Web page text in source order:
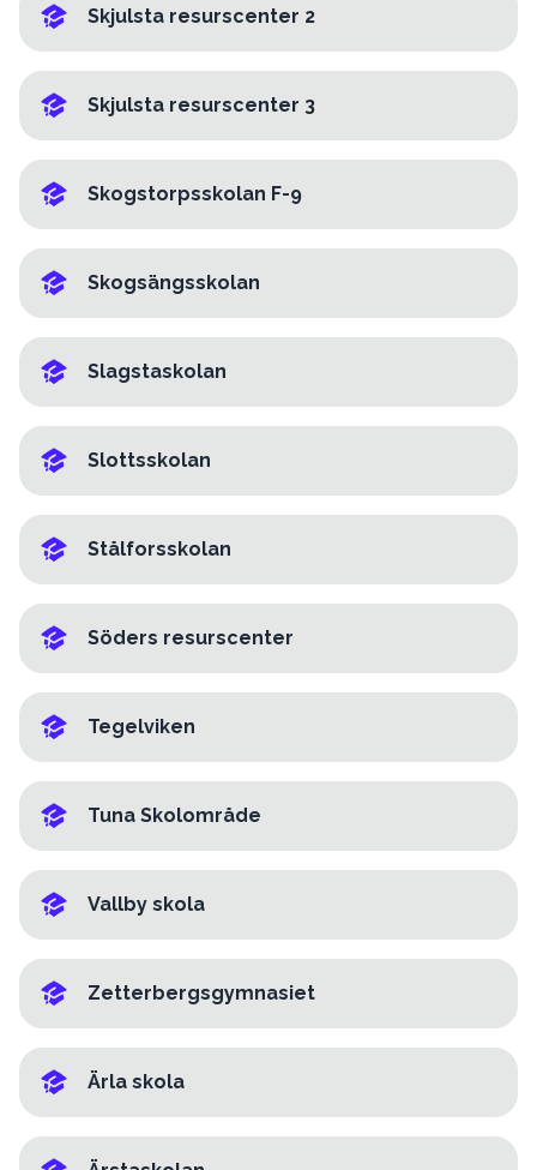
Skjulsta resurscenter 2
Skjulsta resurscenter 3
Skogstorpsskolan F-9
Skogsängsskolan
Slagstaskolan
Slottsskolan
Stålforsskolan
Söders resurscenter
Tegelviken
Tuna Skolområde
Vallby skola
Zetterbergsgymnasiet
Ärla skola